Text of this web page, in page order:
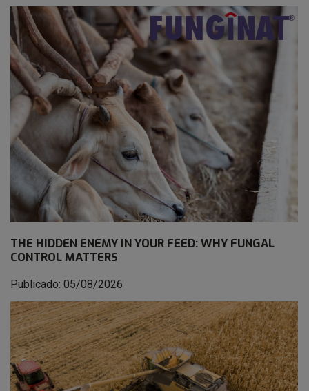
THE HIDDEN ENEMY IN YOUR FEED: WHY FUNGAL
CONTROL MATTERS
Publicado: 05/08/2026